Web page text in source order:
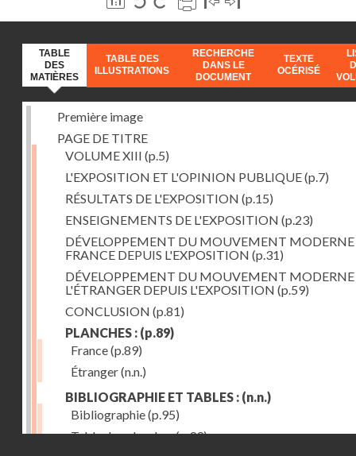
TABLE
DES
MATIÈRES
TABLE DES
ILLUSTRATIONS
RECHERCHE
DANS LE
DOCUMENT
TEXTE
OCÉRISÉ
Première image
PAGE DE TITRE
VOLUME XIII (p.5)
L'EXPOSITION ET L'OPINION PUBLIQUE(p.7)
RÉSULTATS DE L'EXPOSITION (p.15)
ENSEIGNEMENTS DE L'EXPOSITION (p.23)
DÉVELOPPEMENT DU MOUVEMENT
FRANCE DEPUIS L'EXPOSITION (p.31)
DÉVELOPPEMENT DU MOUVEMENT
L'ÉTRANGER DEPUIS L'EXPOSITION (p.59)
CONCLUSION (p.81)
PLANCHES : (p.89)
France(p.89)
Étranger(n.n.)
BIBLIOGRAPHIE ET TABLES : (n.n.)
Bibliographie(p.95)
Table des planches(p.99)